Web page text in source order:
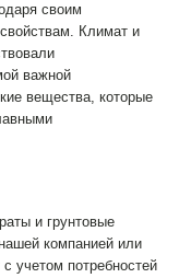
своим
Климат и
важной
вещества, которые
и грунтовые
компанией или
учетом потребностей